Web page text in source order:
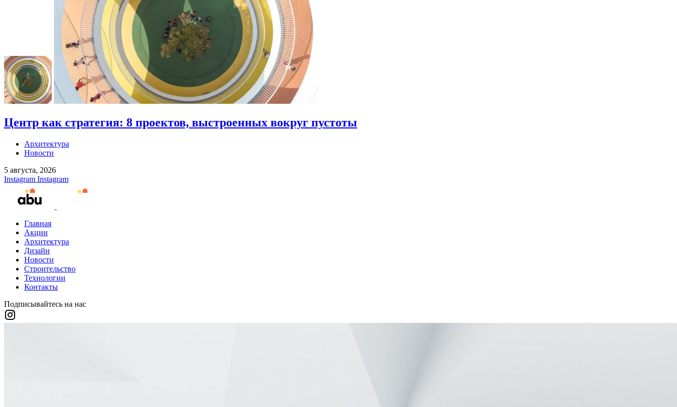
Центр как стратегия: 8 проектов, выстроенных вокруг пустоты
Архитектура
Новости
5 августа, 2026
Instagram Instagram
Главная
Акции
Архитектура
Дизайн
Новости
Строительство
Технологии
Контакты
Подписывайтесь на нас